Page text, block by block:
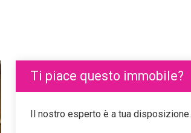
Ti piace questo immobile?
Il nostro esperto è a tua disposizione.